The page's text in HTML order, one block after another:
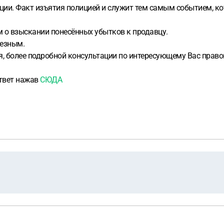
Факт изъятия полицией и служит тем самым событием,
взыскании понесённых убытков к продавцу.
более подробной консультации по интересующему Вас
нажав СЮДА